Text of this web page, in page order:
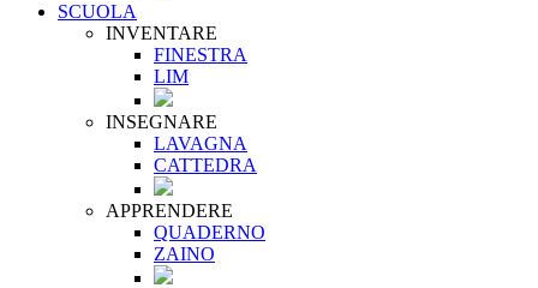
SCUOLA
INVENTARE
FINESTRA
LIM
INSEGNARE
LAVAGNA
CATTEDRA
APPRENDERE
QUADERNO
ZAINO